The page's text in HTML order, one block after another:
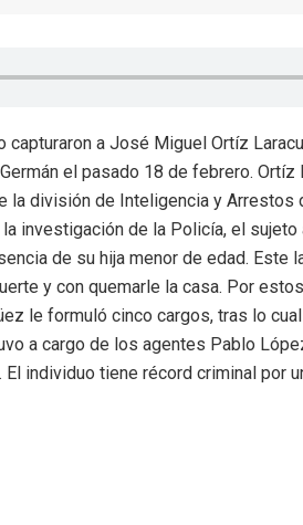
a José Miguel Ortíz
el pasado 18 de febrero. Ortíz
la división de Inteligencia y Arrestos
investigación de la Policía, el
de su hija menor de edad. Este
y con quemarle la casa. Por
le formuló cinco cargos, tras lo
a cargo de los agentes Pablo
individuo tiene récord criminal por